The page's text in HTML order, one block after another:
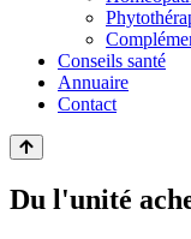
Conseils santé
Annuaire
Contact
Du l'unité